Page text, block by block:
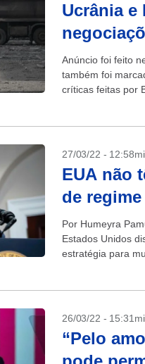
Ucrânia e
Anúncio foi feito
também foi
críticas feitas por
27/03/22 -
EUA não
de
Por Humeyra
Estados Unidos
estratégia para
26/03/22 -
“Pelo